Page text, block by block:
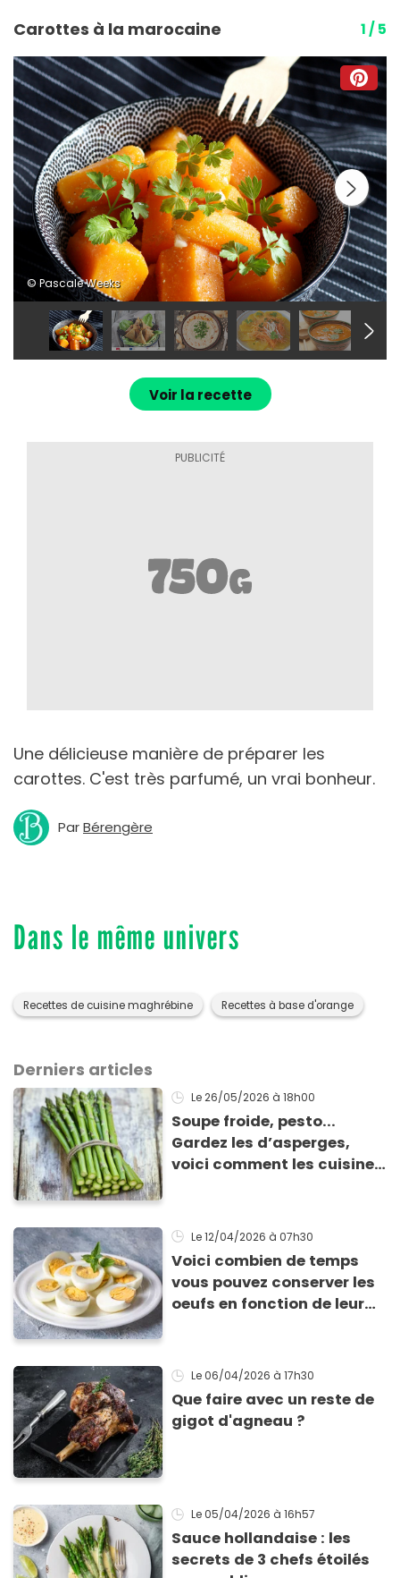
Carottes à la marocaine 1 / 5
© Pascale Weeks
Voir la recette
Une délicieuse manière de préparer les
carottes. C'est très parfumé, un vrai bonheur.
ParBérengère
Dans le même univers
Recettes de cuisine maghrébine Recettes à base d'orange
Derniers articles
Le 26/05/2026 à 18h00
Soupe froide, pesto...
Gardez les d’asperges,
voici comment les cuisiner
Le 12/04/2026 à 07h30
Voici combien de temps
vous pouvez conserver les
oeufs en fonction de leur
Le 06/04/2026 à 17h30
Que faire avec un reste de
gigot d'agneau ?
Le 05/04/2026 à 16h57
Sauce hollandaise : les
secrets de 3 chefs étoilés